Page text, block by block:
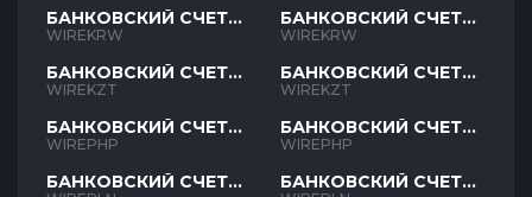
БАНКОВСКИЙ СЧЕТ
KRW
WIREKRW
БАНКОВСКИЙ СЧЕТ
KZT
WIREKZT
БАНКОВСКИЙ СЧЕТ
PHP
WIREPHP
БАНКОВСКИЙ СЧЕТ
БАНКОВСКИЙ СЧЕТ
KRW
WIREKRW
БАНКОВСКИЙ СЧЕТ
KZT
WIREKZT
БАНКОВСКИЙ СЧЕТ
PHP
WIREPHP
БАНКОВСКИЙ СЧЕТ